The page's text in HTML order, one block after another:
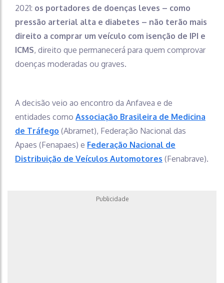
2021: os portadores de doenças leves – como
pressão arterial alta e diabetes – não terão mais
direito a comprar um veículo com isenção de IPI e
ICMS, direito que permanecerá para quem comprovar
doenças moderadas ou graves.
A decisão veio ao encontro da Anfavea e de
entidades como Associação Brasileira de Medicina
de Tráfego (Abramet), Federação Nacional das
Apaes (Fenapaes) e Federação Nacional de
Distribuição de Veículos Automotores (Fenabrave).
Publicidade